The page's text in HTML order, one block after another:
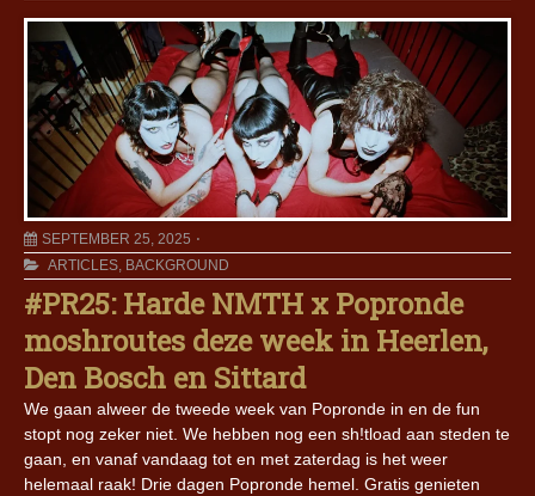
SEPTEMBER 25, 2025
ARTICLES, BACKGROUND
#PR25: Harde NMTH x Popronde
moshroutes deze week in Heerlen,
Den Bosch en Sittard
We gaan alweer de tweede week van Popronde in en de fun
stopt nog zeker niet. We hebben nog een sh!tload aan steden te
gaan, en vanaf vandaag tot en met zaterdag is het weer
helemaal raak! Drie dagen Popronde hemel. Gratis genieten